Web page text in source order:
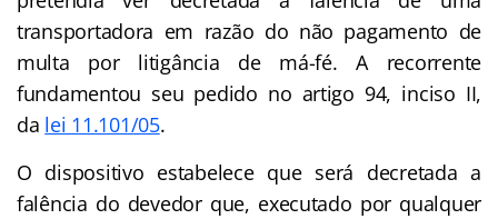
transportadora em razão do não pagamento de
multa por litigância de má-fé. A recorrente
fundamentou seu pedido no artigo 94, inciso II,
da lei 11.101/05.
O dispositivo estabelece que será decretada a
falência do devedor que, executado por qualquer